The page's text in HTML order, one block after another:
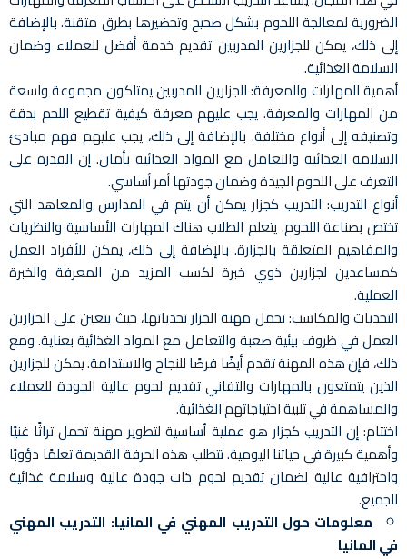
الضرورية لمعالجة اللحوم بشكل صحيح وتحضيرها بطرق متقنة. بالإضافة
إلى ذلك، يمكن للجزارين المدربين تقديم خدمة أفضل للعملاء وضمان
السلامة الغذائية.
أهمية المهارات والمعرفة: الجزارين المدربين يمتلكون مجموعة واسعة
من المهارات والمعرفة. يجب عليهم معرفة كيفية تقطيع اللحم بدقة
وتصنيفه إلى أنواع مختلفة. بالإضافة إلى ذلك، يجب عليهم فهم مبادئ
السلامة الغذائية والتعامل مع المواد الغذائية بأمان. إن القدرة على
التعرف على اللحوم الجيدة وضمان جودتها أمر أساسي.
أنواع التدريب: التدريب كجزار يمكن أن يتم في المدارس والمعاهد التي
تختص بصناعة اللحوم. يتعلم الطلاب هناك المهارات الأساسية والنظريات
والمفاهيم المتعلقة بالجزارة. بالإضافة إلى ذلك، يمكن للأفراد العمل
كمساعدين لجزارين ذوي خبرة لكسب المزيد من المعرفة والخبرة
العملية.
التحديات والمكاسب: تحمل مهنة الجزار تحدياتها، حيث يتعين على الجزارين
العمل في ظروف بيئية صعبة والتعامل مع المواد الغذائية بعناية. ومع
ذلك، فإن هذه المهنة تقدم أيضًا فرصًا للنجاح والاستدامة. يمكن للجزارين
الذين يتمتعون بالمهارات والتفاني تقديم لحوم عالية الجودة للعملاء
والمساهمة في تلبية احتياجاتهم الغذائية.
اختتام: إن التدريب كجزار هو عملية أساسية لتطوير مهنة تحمل تراثًا غنيًا
وأهمية كبيرة في حياتنا اليومية. تتطلب هذه الحرفة القديمة تعلمًا دؤوبًا
واحترافية عالية لضمان تقديم لحوم ذات جودة عالية وسلامة غذائية
للجميع.
معلومات حول التدريب المهني في المانيا: التدريب المهني
في المانيا